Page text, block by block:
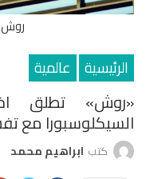
روش
الرئيسية عالمية
«روش» تطلق
السيكلوسبورا مع
كتب ابراهيم محمد